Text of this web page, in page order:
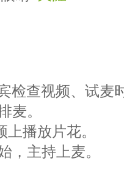
检查视频、试麦
麦。
播放片花。
，主持上麦。